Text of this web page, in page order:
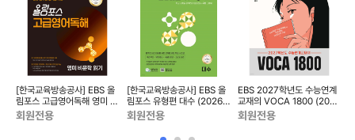
유형 연습⑤
유형 연습①
유형 연습②
소재지 경기도 고양시 덕양구 꽃마을로64, 1235호
[한국교육방송공사] EBS 올
림포스 고급영어독해 영미 비
문학 읽기 (2026년)
회원전용
[한국교육방송공사] EBS 올
림포스 유형편 대수 (2026
년)
회원전용
EBS 2027학년도 수능연계
교재의 VOCA 1800 (2026
년)
회원전용